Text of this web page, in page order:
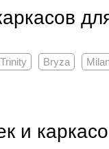
Trinity Bryza
и